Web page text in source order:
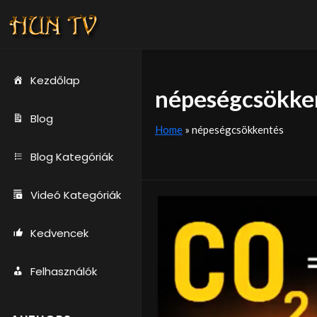
Kezdőlap
Blog
Blog Kategóriák
Videó Kategóriák
Kedvencek
Felhasználók
Home» népeségcsökkentés